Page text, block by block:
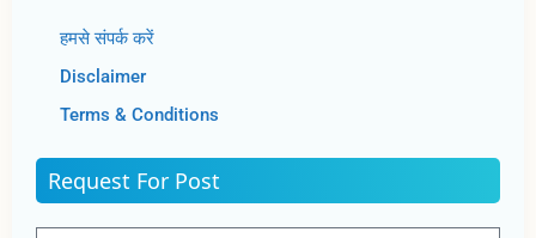
हमसे संपर्क करें
Disclaimer
Terms & Conditions
Request For Post